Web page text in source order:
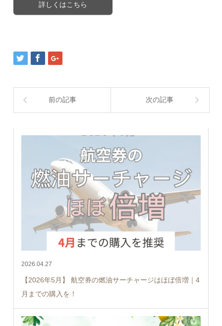
詳しくはこちら
前の記事 次の記事
2026.04.27
【2026年5月】 航空券の燃油サーチャージはほぼ倍増｜4
月までの購入を！